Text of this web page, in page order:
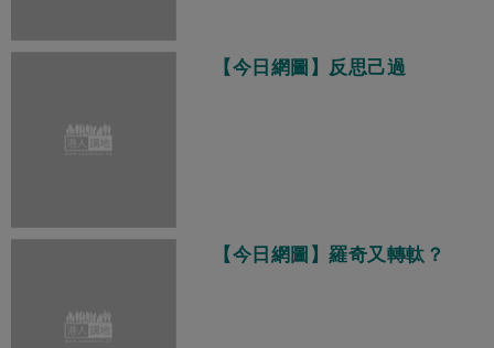
【今日網圖】反思己過
【今日網圖】羅奇又轉軚？